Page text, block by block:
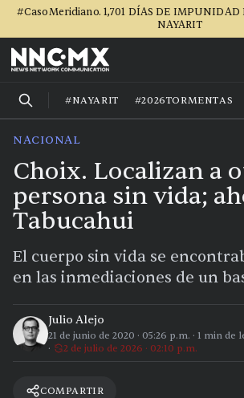
#CasoMeridiano. 1,701 DÍAS DE IMPUNIDAD
NAYARIT
#NAYARIT #2026TORMENTAS
NACIONAL
Choix. Localizan a
persona sin vida;
Tabucahui
El cuerpo sin vida se
en las inmediaciones de un
Julio Alejo
21 de junio de 2020 · 05:26 p.m. · 1 min de
2 de julio de 2026 · 02:10 p.m.
COMPARTIR